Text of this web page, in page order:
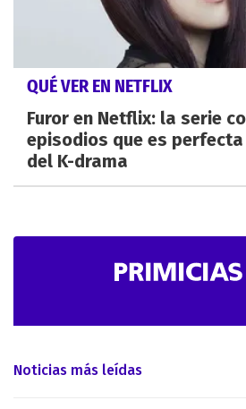
QUÉ VER EN NETFLIX
Furor en Netflix: la serie
episodios que es
del K-drama
Noticias más leídas